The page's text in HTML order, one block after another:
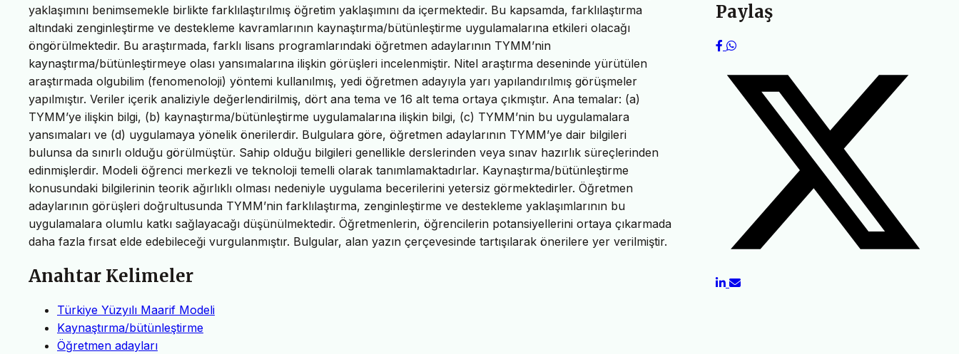
yaklaşımını benimsemekle birlikte farklılaştırılmış öğretim yaklaşımını da içermektedir. Bu kapsamda, farklılaştırma
altındaki zenginleştirme ve destekleme kavramlarının kaynaştırma/bütünleştirme uygulamalarına etkileri olacağı
öngörülmektedir. Bu araştırmada, farklı lisans programlarındaki öğretmen adaylarının TYMM’nin
kaynaştırma/bütünleştirmeye olası yansımalarına ilişkin görüşleri incelenmiştir. Nitel araştırma deseninde yürütülen
araştırmada olgubilim (fenomenoloji) yöntemi kullanılmış, yedi öğretmen adayıyla yarı yapılandırılmış görüşmeler
yapılmıştır. Veriler içerik analiziyle değerlendirilmiş, dört ana tema ve 16 alt tema ortaya çıkmıştır. Ana temalar: (a)
TYMM’ye ilişkin bilgi, (b) kaynaştırma/bütünleştirme uygulamalarına ilişkin bilgi, (c) TYMM’nin bu uygulamalara
yansımaları ve (d) uygulamaya yönelik önerilerdir. Bulgulara göre, öğretmen adaylarının TYMM’ye dair bilgileri
bulunsa da sınırlı olduğu görülmüştür. Sahip olduğu bilgileri genellikle derslerinden veya sınav hazırlık süreçlerinden
edinmişlerdir. Modeli öğrenci merkezli ve teknoloji temelli olarak tanımlamaktadırlar. Kaynaştırma/bütünleştirme
konusundaki bilgilerinin teorik ağırlıklı olması nedeniyle uygulama becerilerini yetersiz görmektedirler. Öğretmen
adaylarının görüşleri doğrultusunda TYMM’nin farklılaştırma, zenginleştirme ve destekleme yaklaşımlarının bu
uygulamalara olumlu katkı sağlayacağı düşünülmektedir. Öğretmenlerin, öğrencilerin potansiyellerini ortaya çıkarmada
daha fazla fırsat elde edebileceği vurgulanmıştır. Bulgular, alan yazın çerçevesinde tartışılarak önerilere yer verilmiştir.
Anahtar Kelimeler
Türkiye Yüzyılı Maarif Modeli
Kaynaştırma/bütünleştirme
Öğretmen adayları
Paylaş